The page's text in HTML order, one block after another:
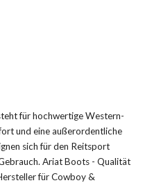
für hochwertige Western-
und eine außerordentliche
sich für den Reitsport
Ariat Boots - Qualität
für Cowboy &